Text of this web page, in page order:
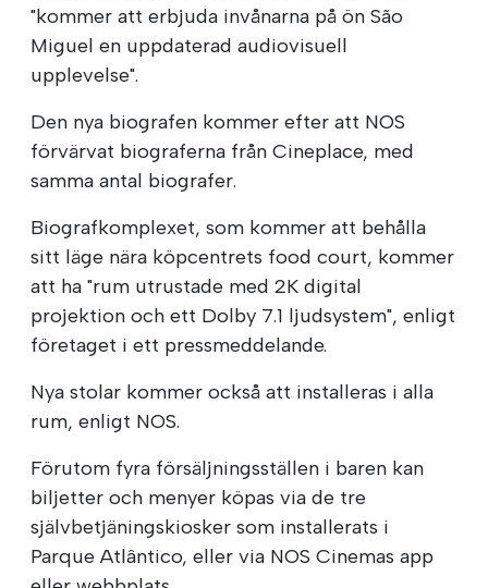
"kommer att erbjuda invånarna på ön São
Miguel en uppdaterad audiovisuell
upplevelse".
Den nya biografen kommer efter att NOS
förvärvat biograferna från Cineplace, med
samma antal biografer.
Biografkomplexet, som kommer att behålla
sitt läge nära köpcentrets food court, kommer
att ha "rum utrustade med 2K digital
projektion och ett Dolby 7.1 ljudsystem", enligt
företaget i ett pressmeddelande.
Nya stolar kommer också att installeras i alla
rum, enligt NOS.
Förutom fyra försäljningsställen i baren kan
biljetter och menyer köpas via de tre
självbetjäningskiosker som installerats i
Parque Atlântico, eller via NOS Cinemas app